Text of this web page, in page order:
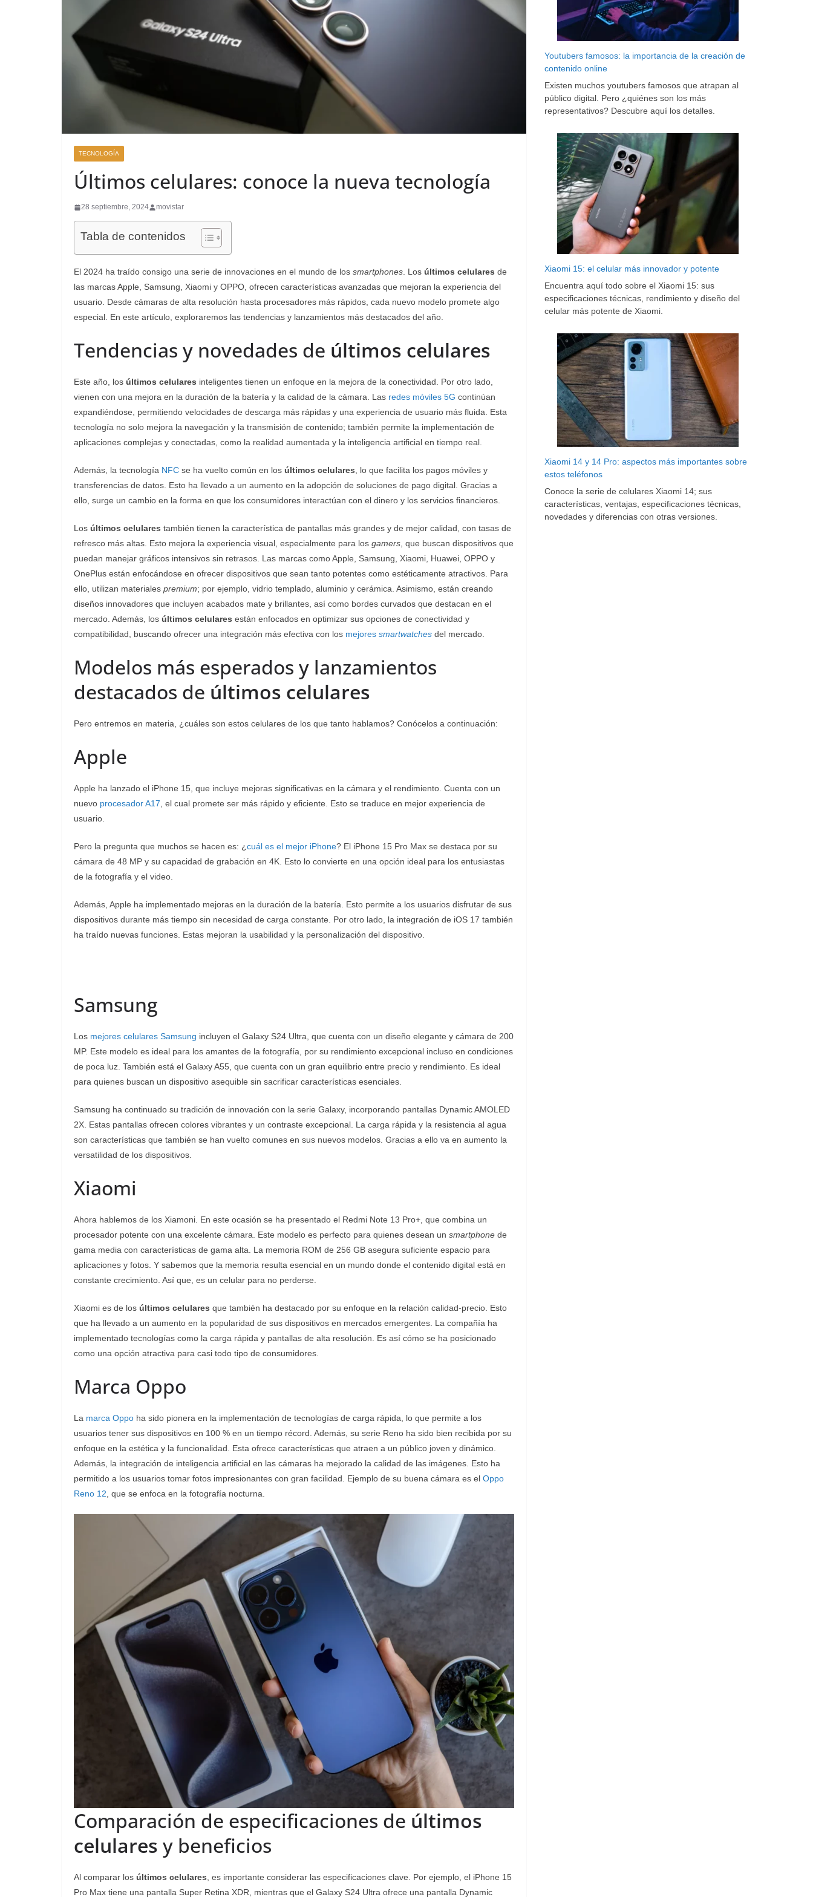
TECNOLOGÍA
Últimos celulares: conoce la nueva tecnología
28 septiembre, 2024 movistar
Tabla de contenidos
El 2024 ha traído consigo una serie de innovaciones en el mundo de los smartphones . Los últimos celulares de
las marcas Apple, Samsung, Xiaomi y OPPO, ofrecen características avanzadas que mejoran la experiencia del
usuario. Desde cámaras de alta resolución hasta procesadores más rápidos, cada nuevo modelo promete algo
especial. En este artículo, exploraremos las tendencias y lanzamientos más destacados del año.
Tendencias y novedades de últimos celulares
Este año, los últimos celulares inteligentes tienen un enfoque en la mejora de la conectividad. Por otro lado,
vienen con una mejora en la duración de la batería y la calidad de la cámara. Las redes móviles 5G continúan
expandiéndose, permitiendo velocidades de descarga más rápidas y una experiencia de usuario más fluida. Esta
tecnología no solo mejora la navegación y la transmisión de contenido; también permite la implementación de
aplicaciones complejas y conectadas, como la realidad aumentada y la inteligencia artificial en tiempo real.
Además, la tecnología NFC se ha vuelto común en los últimos celulares , lo que facilita los pagos móviles y
transferencias de datos. Esto ha llevado a un aumento en la adopción de soluciones de pago digital. Gracias a
ello, surge un cambio en la forma en que los consumidores interactúan con el dinero y los servicios financieros.
Los últimos celulares también tienen la característica de pantallas más grandes y de mejor calidad, con tasas de
refresco más altas. Esto mejora la experiencia visual, especialmente para los gamers , que buscan dispositivos que
puedan manejar gráficos intensivos sin retrasos. Las marcas como Apple, Samsung, Xiaomi, Huawei, OPPO y
OnePlus están enfocándose en ofrecer dispositivos que sean tanto potentes como estéticamente atractivos. Para
ello, utilizan materiales premium; por ejemplo, vidrio templado, aluminio y cerámica. Asimismo, están creando
diseños innovadores que incluyen acabados mate y brillantes, así como bordes curvados que destacan en el
mercado. Además, los últimos celulares están enfocados en optimizar sus opciones de conectividad y
compatibilidad, buscando ofrecer una integración más efectiva con los mejores smartwatches del mercado.
Modelos más esperados y lanzamientos
destacados de últimos celulares
Pero entremos en materia, ¿cuáles son estos celulares de los que tanto hablamos? Conócelos a continuación:
Apple
Apple ha lanzado el iPhone 15, que incluye mejoras significativas en la cámara y el rendimiento. Cuenta con un
nuevo procesador A17 , el cual promete ser más rápido y eficiente. Esto se traduce en mejor experiencia de
usuario.
Pero la pregunta que muchos se hacen es: ¿cuál es el mejor iPhone? El iPhone 15 Pro Max se destaca por su
cámara de 48 MP y su capacidad de grabación en 4K. Esto lo convierte en una opción ideal para los entusiastas
de la fotografía y el video.
Además, Apple ha implementado mejoras en la duración de la batería. Esto permite a los usuarios disfrutar de sus
dispositivos durante más tiempo sin necesidad de carga constante. Por otro lado, la integración de iOS 17 también
ha traído nuevas funciones. Estas mejoran la usabilidad y la personalización del dispositivo.
Samsung
Los mejores celulares Samsung incluyen el Galaxy S24 Ultra, que cuenta con un diseño elegante y cámara de 200
MP. Este modelo es ideal para los amantes de la fotografía, por su rendimiento excepcional incluso en condiciones
de poca luz. También está el Galaxy A55, que cuenta con un gran equilibrio entre precio y rendimiento. Es ideal
para quienes buscan un dispositivo asequible sin sacrificar características esenciales.
Samsung ha continuado su tradición de innovación con la serie Galaxy, incorporando pantallas Dynamic AMOLED
2X. Estas pantallas ofrecen colores vibrantes y un contraste excepcional. La carga rápida y la resistencia al agua
son características que también se han vuelto comunes en sus nuevos modelos. Gracias a ello va en aumento la
versatilidad de los dispositivos.
Xiaomi
Ahora hablemos de los Xiamoni. En este ocasión se ha presentado el Redmi Note 13 Pro+, que combina un
procesador potente con una excelente cámara. Este modelo es perfecto para quienes desean un smartphone de
gama media con características de gama alta. La memoria ROM de 256 GB asegura suficiente espacio para
aplicaciones y fotos. Y sabemos que la memoria resulta esencial en un mundo donde el contenido digital está en
constante crecimiento. Así que, es un celular para no perderse.
Xiaomi es de los últimos celulares que también ha destacado por su enfoque en la relación calidad-precio. Esto
que ha llevado a un aumento en la popularidad de sus dispositivos en mercados emergentes. La compañía ha
implementado tecnologías como la carga rápida y pantallas de alta resolución. Es así cómo se ha posicionado
como una opción atractiva para casi todo tipo de consumidores.
Marca Oppo
La marca Oppo ha sido pionera en la implementación de tecnologías de carga rápida, lo que permite a los
usuarios tener sus dispositivos en 100 % en un tiempo récord. Además, su serie Reno ha sido bien recibida por su
enfoque en la estética y la funcionalidad. Esta ofrece características que atraen a un público joven y dinámico.
Además, la integración de inteligencia artificial en las cámaras ha mejorado la calidad de las imágenes. Esto ha
permitido a los usuarios tomar fotos impresionantes con gran facilidad. Ejemplo de su buena cámara es el Oppo
Reno 12 , que se enfoca en la fotografía nocturna.
Comparación de especificaciones de últimos
celulares y beneficios
Al comparar los últimos celulares , es importante considerar las especificaciones clave. Por ejemplo, el iPhone 15
Pro Max tiene una pantalla Super Retina XDR, mientras que el Galaxy S24 Ultra ofrece una pantalla Dynamic
Youtubers famosos: la importancia de la creación de
contenido online
Existen muchos youtubers famosos que atrapan al
público digital. Pero ¿quiénes son los más
representativos? Descubre aquí los detalles.
Xiaomi 15: el celular más innovador y potente
Encuentra aquí todo sobre el Xiaomi 15: sus
especificaciones técnicas, rendimiento y diseño del
celular más potente de Xiaomi.
Xiaomi 14 y 14 Pro: aspectos más importantes sobre
estos teléfonos
Conoce la serie de celulares Xiaomi 14; sus
características, ventajas, especificaciones técnicas,
novedades y diferencias con otras versiones.